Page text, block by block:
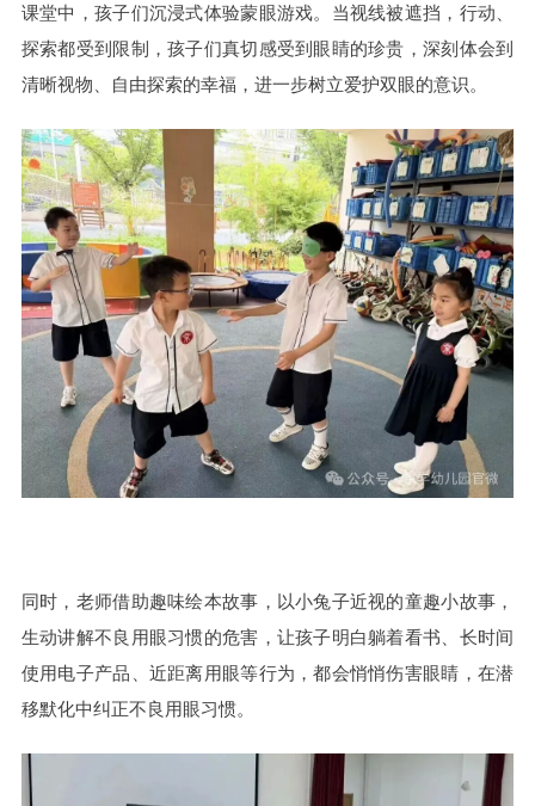
课堂中，孩子们沉浸式体验蒙眼游戏。当视线被遮挡，行动、
探索都受到限制，孩子们真切感受到眼睛的珍贵，深刻体会到
清晰视物、自由探索的幸福，进一步树立爱护双眼的意识。
同时，老师借助趣味绘本故事，以小兔子近视的童趣小故事，
生动讲解不良用眼习惯的危害，让孩子明白躺着看书、长时间
使用电子产品、近距离用眼等行为，都会悄悄伤害眼睛，在潜
移默化中纠正不良用眼习惯。